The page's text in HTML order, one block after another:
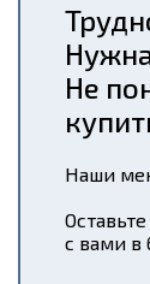
Не
Наши
с вами в